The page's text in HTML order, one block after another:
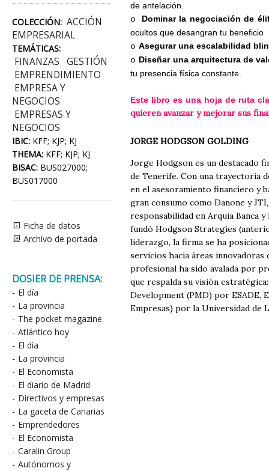
COLECCIÓN: ACCIÓN
EMPRESARIAL
TEMÁTICAS:
FINANZAS
GESTIÓN
EMPRENDIMIENTO
EMPRESA Y
NEGOCIOS
EMPRESAS Y
NEGOCIOS
IBIC: KFF; KJP; KJ
THEMA: KFF; KJP; KJ
BISAC: BUS027000;
BUS017000
Ficha de datos
Archivo de portada
DOSIER DE PRENSA:
- El día
- La provincia
- The pocket magazine
- Atlántico hoy
- El día
- La provincia
- El Economista
- El diario de Madrid
- Directivos y empresas
- La gaceta de Canarias
- Emprendedores
- El Economista
- Caralin Group
- Autónomos y
de antelación.
o
Dominar la negociación de
ocultos que desangran tu beneficio
o Asegurar una escalabilidad
o Diseñar una arquitectura de
tu presencia física constante.
Este libro es una hoja de ruta
quieren avanzar y mejorar sus
JORGE HODGSON GOLDING
Jorge Hodgson es un destacado
de Tenerife. Con una trayectoria
en el asesoramiento financiero y
gran consumo como Danone y
responsabilidad en Arquia Banca
fundó Hodgson Strategies
liderazgo, la firma se ha
servicios hacia áreas
profesional ha sido avalada por
que respalda su visión
Development (PMD) por ESADE,
Empresas) por la Universidad de